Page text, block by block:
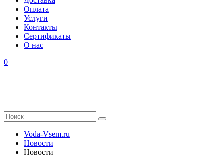
Оплата
Услуги
Контакты
Cертификаты
О нас
0
Voda-Vsem.ru
Новости
Новости